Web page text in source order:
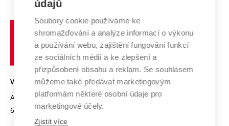
Systém zajišťování kvality výzkumu
Výzkumné infrastruktury
Transfer znalostí
Open Science
Projekty
Projekty ze strukturálních fondů
Specifický výzkum
Zahraniční spolupráce
Spolupráce se školami
Služby univerzity
Mezinárodní dohody
Univerzitní sítě
Profil univerzity
Udržitelná univerzita
Podnikavá univerzita / ContriBUTe
Bezpečná univerzita
Vyznamenání
Organizační struktura
učení
technické
VYSOKÉ UČENÍ TECHNICKÉ V BRNĚ
Antonínská 548/1
602 00 Brno
www.vut.cz
vut@vutbr.cz
údajů
Soubory cookie používáme ke
shromažďování a analýze informací o výkonu
a používání webu, zajištění fungování funkcí
ze sociálních médií a ke zlepšení a
přizpůsobení obsahu a reklam. Se souhlasem
můžeme také předávat marketingovým
platformám některé osobní údaje pro
marketingové účely.
Zjistit více